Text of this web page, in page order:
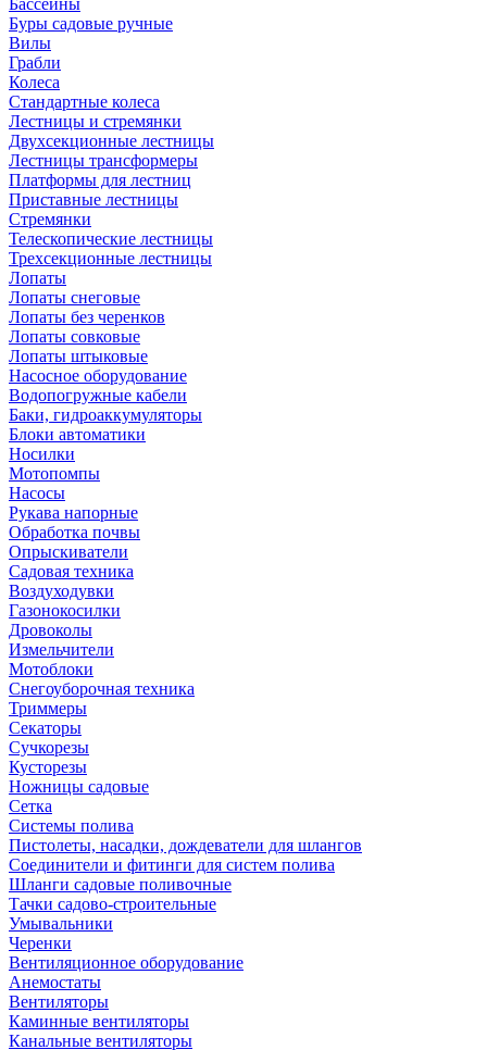
Бассейны
Буры садовые ручные
Вилы
Грабли
Колеса
Стандартные колеса
Лестницы и стремянки
Двухсекционные лестницы
Лестницы трансформеры
Платформы для лестниц
Приставные лестницы
Стремянки
Телескопические лестницы
Трехсекционные лестницы
Лопаты
Лопаты снеговые
Лопаты без черенков
Лопаты совковые
Лопаты штыковые
Насосное оборудование
Водопогружные кабели
Баки, гидроаккумуляторы
Блоки автоматики
Носилки
Мотопомпы
Насосы
Рукава напорные
Обработка почвы
Опрыскиватели
Садовая техника
Воздуходувки
Газонокосилки
Дровоколы
Измельчители
Мотоблоки
Снегоуборочная техника
Триммеры
Секаторы
Сучкорезы
Кусторезы
Ножницы садовые
Сетка
Системы полива
Пистолеты, насадки, дождеватели для шлангов
Соединители и фитинги для систем полива
Шланги садовые поливочные
Тачки садово-строительные
Умывальники
Черенки
Вентиляционное оборудование
Анемостаты
Вентиляторы
Каминные вентиляторы
Канальные вентиляторы